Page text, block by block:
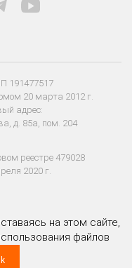
191477517
20 марта 2012 г.
адрес:
д. 85а, пом. 204
реестре 479028
2020 г.
на этом сайте,
файлов